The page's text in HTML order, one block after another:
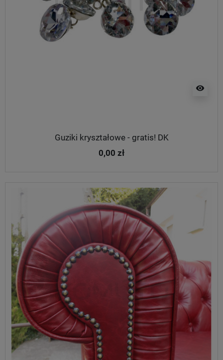
visibility
Guziki kryształowe - gratis! DK
0,00 zł